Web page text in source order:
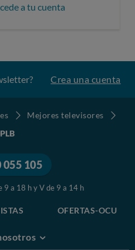
a tu cuenta
Crea una cuenta
Mejores televisores
055 105
9 a 18 h y V de 9 a 14 h
OFERTAS-OCU